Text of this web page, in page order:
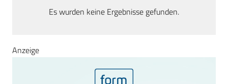
Es wurden keine Ergebnisse gefunden.
Anzeige